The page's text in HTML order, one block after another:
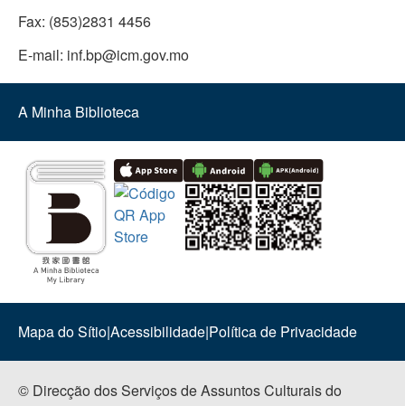
Fax: (853)2831 4456
E-mail: inf.bp@icm.gov.mo
A Minha Biblioteca
Mapa do Sítio|Acessibilidade|Política de Privacidade
© Direcção dos Serviços de Assuntos Culturais do